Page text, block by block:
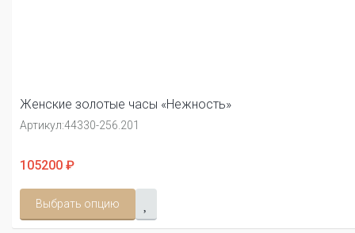
Женские золотые часы «Нежность»
Артикул:44330-256.201
105200 ₽
Выбрать опцию